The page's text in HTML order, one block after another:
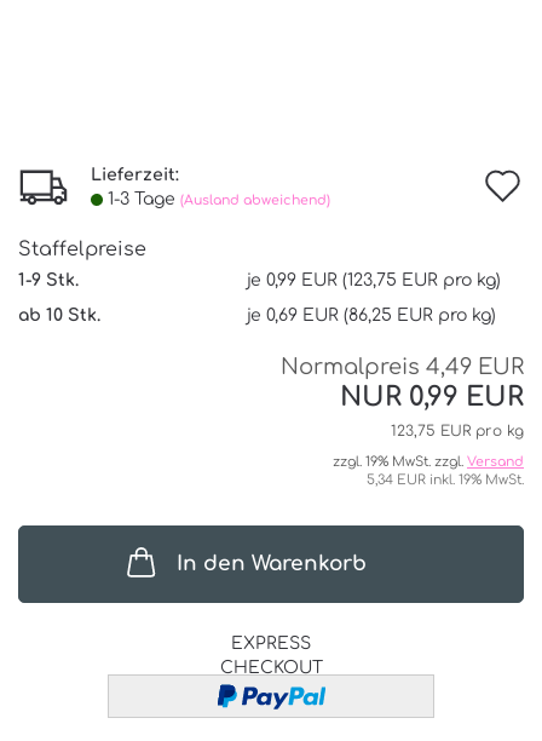
Lieferzeit:
1-3 Tage (Ausland abweichend)
Staffelpreise
1-9 Stk.
je 0,99 EUR (123,75 EUR pro kg)
ab 10 Stk.
je 0,69 EUR (86,25 EUR pro kg)
Normalpreis 4,49 EUR
NUR 0,99 EUR
123,75 EUR pro kg
zzgl. 19% MwSt. zzgl. Versand
5,34 EUR inkl. 19% MwSt.
In den Warenkorb
EXPRESS
CHECKOUT